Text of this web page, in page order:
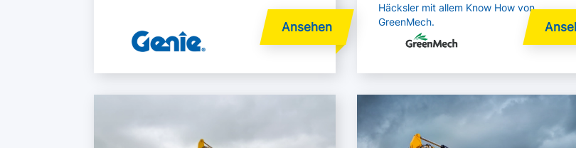
Häcksler mit allem Know How von
GreenMech.